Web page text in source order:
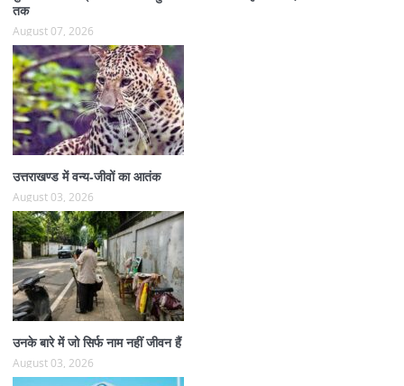
तक
August 07, 2026
उत्तराखण्ड में वन्य-जीवों का आतंक
August 03, 2026
उनके बारे में जो सिर्फ नाम नहीं जीवन हैं
August 03, 2026